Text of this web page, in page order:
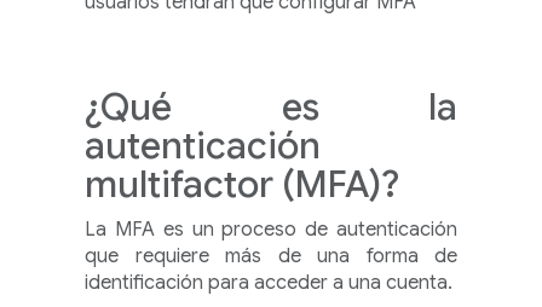
¿Qué es la
autenticación
multifactor (MFA)?
La MFA es un proceso de autenticación
que requiere más de una forma de
identificación para acceder a una cuenta.